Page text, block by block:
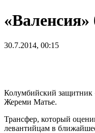
30.7.2014, 00:15
Колумбийский защитник
Жереми Матье.
Трансфер, который
левантийцам в